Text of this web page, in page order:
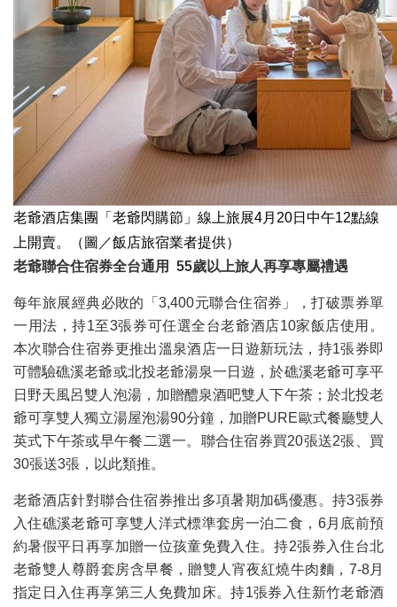
老爺酒店集團「老爺閃購節」線上旅展4月20日中午12點線
上開賣。（圖／飯店旅宿業者提供）
老爺聯合住宿券全台通用 55歲以上旅人再享專屬禮遇
每年旅展經典必敗的「3,400元聯合住宿券」，打破票券單
一用法，持1至3張券可任選全台老爺酒店10家飯店使用。
本次聯合住宿券更推出溫泉酒店一日遊新玩法，持1張券即
可體驗礁溪老爺或北投老爺湯泉一日遊，於礁溪老爺可享平
日野天風呂雙人泡湯，加贈醴泉酒吧雙人下午茶；於北投老
爺可享雙人獨立湯屋泡湯90分鐘，加贈PURE歐式餐廳雙人
英式下午茶或早午餐二選一。聯合住宿券買20張送2張、買
30張送3張，以此類推。
老爺酒店針對聯合住宿券推出多項暑期加碼優惠。持3張券
入住礁溪老爺可享雙人洋式標準套房一泊二食，6月底前預
約暑假平日再享加贈一位孩童免費入住。持2張券入住台北
老爺雙人尊爵套房含早餐，贈雙人宵夜紅燒牛肉麵，7-8月
指定日入住再享第三人免費加床。持1張券入住新竹老爺酒